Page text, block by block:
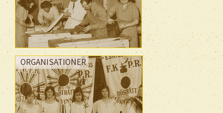
ORGANISATIONER